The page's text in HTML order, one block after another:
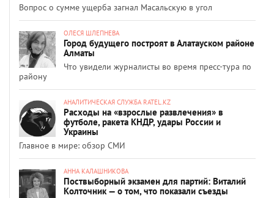
Вопрос о сумме ущерба загнал Масальскую в угол
ОЛЕСЯ ШЛЕПНЕВА
Город будущего построят в Алатауском районе
Алматы
Что увидели журналисты во время пресс-тура по
району
АНАЛИТИЧЕСКАЯ СЛУЖБА RATEL.KZ
Расходы на «взрослые развлечения» в
футболе, ракета КНДР, удары России и
Украины
Главное в мире: обзор СМИ
АННА КАЛАШНИКОВА
Поствыборный экзамен для партий: Виталий
Колточник — о том, что показали съезды